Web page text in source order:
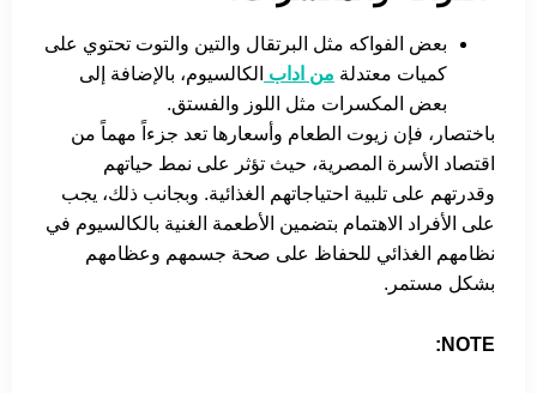
بعض الفواكه مثل البرتقال والتين والتوت تحتوي على
كميات معتدلة من اداب الكالسيوم، بالإضافة إلى
بعض المكسرات مثل اللوز والفستق.
باختصار، فإن زيوت الطعام وأسعارها تعد جزءاً مهماً من
اقتصاد الأسرة المصرية، حيث تؤثر على نمط حياتهم
وقدرتهم على تلبية احتياجاتهم الغذائية. وبجانب ذلك، يجب
على الأفراد الاهتمام بتضمين الأطعمة الغنية بالكالسيوم في
نظامهم الغذائي للحفاظ على صحة جسمهم وعظامهم
بشكل مستمر.
NOTE: